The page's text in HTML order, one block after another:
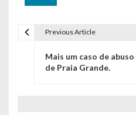
Previous Article
Mais um caso de
de Praia Grande.